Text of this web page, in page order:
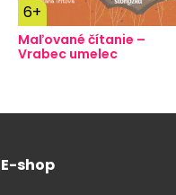
6+
Maľované čítanie –
Vrabec umelec
E-shop